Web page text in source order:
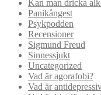
Kan man dricka
Panikångest
Psykpodden
Recensioner
Sigmund Freud
Sinnessjukt
Uncategorized
Vad är agorafobi?
Vad är